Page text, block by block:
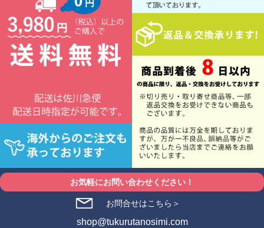
お気軽にお問い合わせください！
お問合せはこちら＞
shop@tukurutanosimi.com